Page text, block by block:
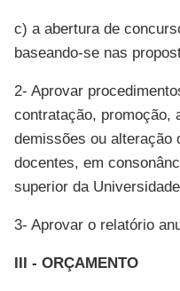
c) a abertura de
baseando-se nas
2- Aprovar
contratação, promoção,
demissões ou alteração
docentes, em
superior da
3- Aprovar o relatório
III - ORÇAMENTO